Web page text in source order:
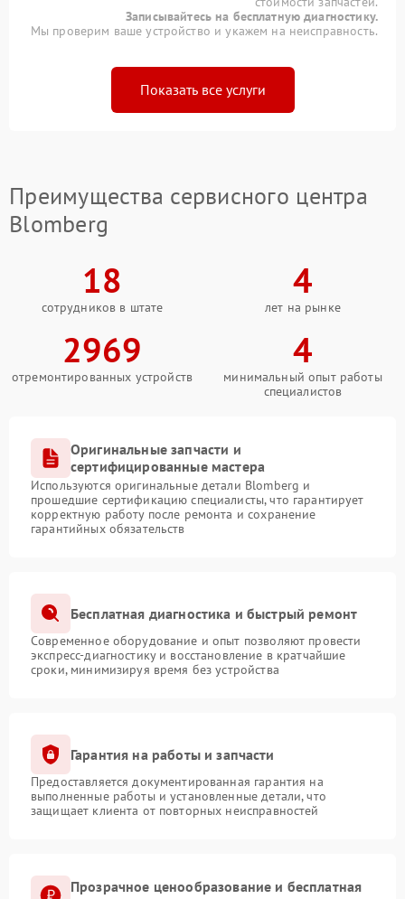
Записывайтесь на бесплатную диагностику.
Мы проверим ваше устройство и укажем на неисправность.
Показать все услуги
Преимущества сервисного центра
Blomberg
18
сотрудников в штате
4
лет на рынке
2969
отремонтированных устройств
4
минимальный опыт работы
специалистов
Оригинальные запчасти и
сертифицированные мастера
Используются оригинальные детали Blomberg и
прошедшие сертификацию специалисты, что гарантирует
корректную работу после ремонта и сохранение
гарантийных обязательств
Бесплатная диагностика и быстрый ремонт
Современное оборудование и опыт позволяют провести
экспресс-диагностику и восстановление в кратчайшие
сроки, минимизируя время без устройства
Гарантия на работы и запчасти
Предоставляется документированная гарантия на
выполненные работы и установленные детали, что
защищает клиента от повторных неисправностей
Прозрачное ценообразование и бесплатная